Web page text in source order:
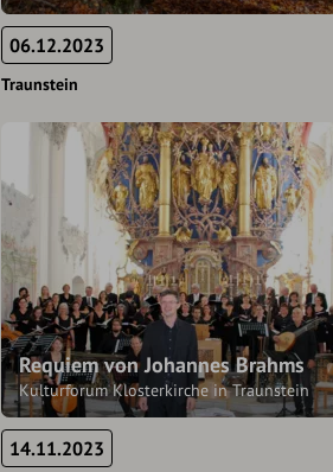
06.12.2023
Traunstein
Requiem von Johannes Brahms
Kulturforum Klosterkirche in Traunstein
14.11.2023